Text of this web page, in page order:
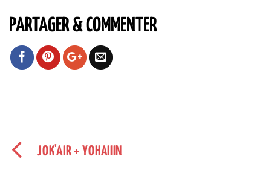
PARTAGER & COMMENTER
JOK'AIR + YOHAIIIN